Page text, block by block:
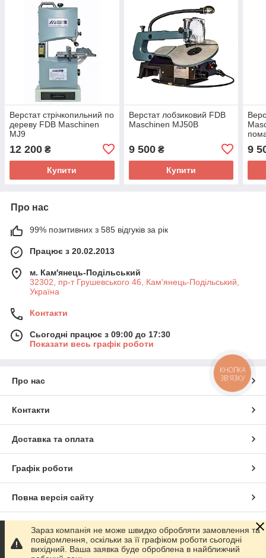
Верстат стрічкопильний по
дереву FDB Maschinen
MJ9
12 200 ₴
Купити
Верстат лобзиковий FDB
Maschinen MJ50B
9 500₴
Купити
9
Про нас
99% позитивних з 585 відгуків за рік
Працює з 20.02.2013
м. Кам'янець-Подільський
32302, пр-т Грушевського 46, Кам'янець-Подільський,
Україна
Контакти
Сьогодні працює з 09:00 до 17:30
Показати весь графік роботи
Про нас
Контакти
Доставка та оплата
Графік роботи
Повна версія сайту
Сайт створено на маркетплейсі Prom.ua
Політика конфіденційності
Зараз компанія не може швидко обробляти замовлення та
повідомлення, оскільки за її графіком роботи сьогодні
вихідний. Ваша заявка буде оброблена в найближчий
КНОПКА
ЗВ'ЯЗКУ